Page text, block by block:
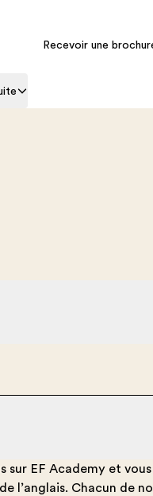
Recevoir une
sur EF Academy et vous
l’anglais. Chacun de